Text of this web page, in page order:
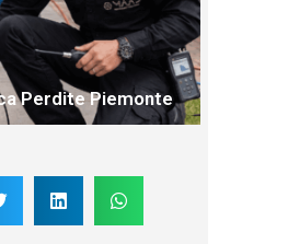
Perdite Piemonte